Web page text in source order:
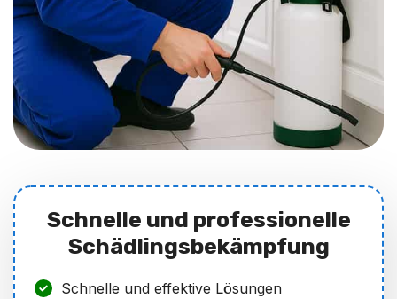
Schnelle und professionelle
Schädlingsbekämpfung
Schnelle und effektive Lösungen